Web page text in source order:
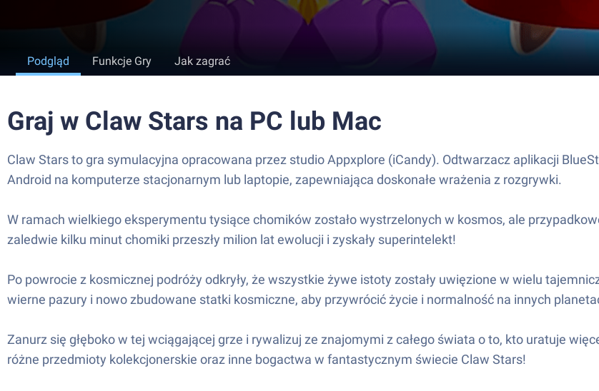
Podgląd Funkcje Gry Jak zagrać
Graj w Claw Stars na PC lub Mac
Claw Stars to gra symulacyjna opracowana przez studio Appxplore (iCandy). Odtwarzacz aplikacji
Android na komputerze stacjonarnym lub laptopie, zapewniająca doskonałe wrażenia z rozgrywki.
W ramach wielkiego eksperymentu tysiące chomików zostało wystrzelonych w kosmos, ale
zaledwie kilku minut chomiki przeszły milion lat ewolucji i zyskały superintelekt!
Po powrocie z kosmicznej podróży odkryły, że wszystkie żywe istoty zostały uwięzione w wielu
wierne pazury i nowo zbudowane statki kosmiczne, aby przywrócić życie i normalność na innych
Zanurz się głęboko w tej wciągającej grze i rywalizuj ze znajomymi z całego świata o to, kto uratuje
różne przedmioty kolekcjonerskie oraz inne bogactwa w fantastycznym świecie Claw Stars!